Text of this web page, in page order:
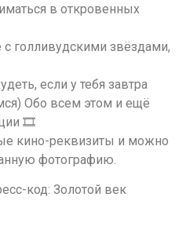
в откровенных
голливудскими звёздами,
если у тебя завтра
Обо всем этом и ещё
🎞
кино-реквизиты и можно
фотографию.
код: Золотой век